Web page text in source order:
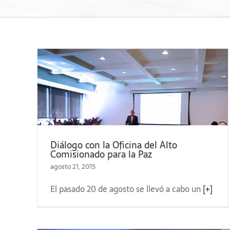
Diálogo con la Oficina del Alto
Comisionado para la Paz
agosto 21, 2015
El pasado 20 de agosto se llevó a cabo un[+]
de Tertulias CME 2015